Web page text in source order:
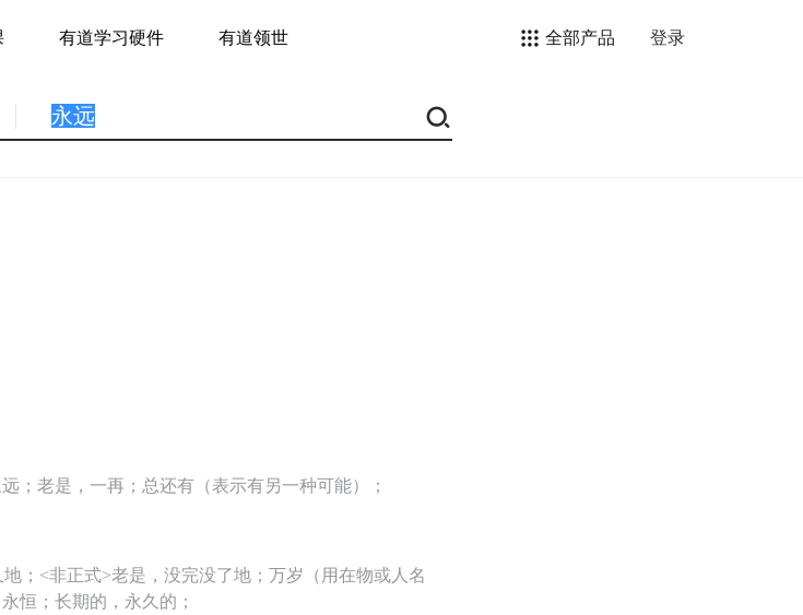
有道学习硬件 有道领世 全部产品 登录
；老是，一再；总还有（表示有另一种可能）；
；<非正式>老是，没完没了地；万岁（用在物或人名
恒；长期的，永久的；